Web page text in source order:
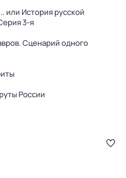
или История русской
3-я
Сценарий одного
России